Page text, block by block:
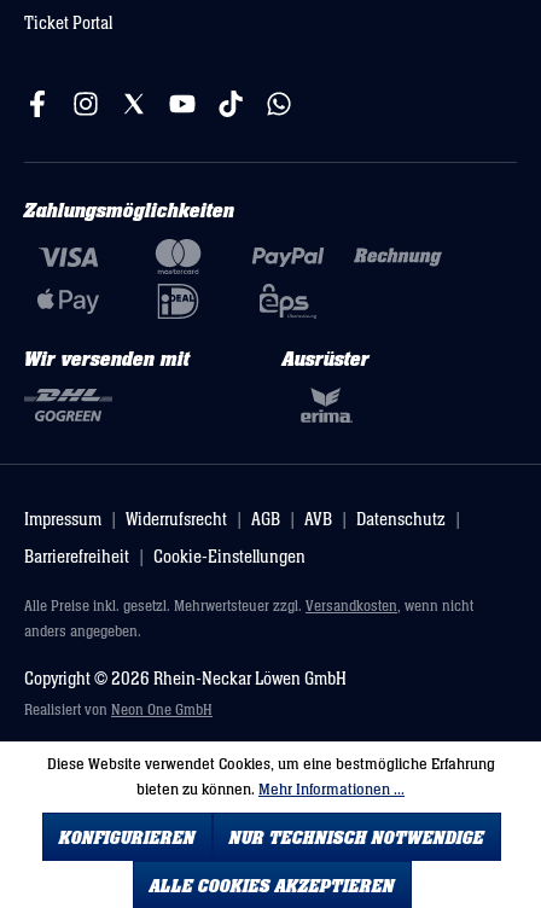
Ticket Portal
Zahlungsmöglichkeiten
Wir versenden mit Ausrüster
Copyright © 2026 Rhein-Neckar Löwen GmbH
Realisiert von Neon One GmbH
Impressum Widerrufsrecht AGB AVB Datenschutz
Barrierefreiheit Cookie-Einstellungen
Alle Preise inkl. gesetzl. Mehrwertsteuer zzgl. Versandkosten, wenn nicht
anders angegeben.
Diese Website verwendet Cookies, um eine bestmögliche Erfahrung
bieten zu können. Mehr Informationen ...
NUR TECHNISCH NOTWENDIGE
KONFIGURIEREN
ALLE COOKIES AKZEPTIEREN